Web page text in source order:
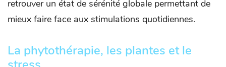
retrouver un état de sérénité globale permettant de
mieux faire face aux stimulations quotidiennes.
La phytothérapie, les plantes et le